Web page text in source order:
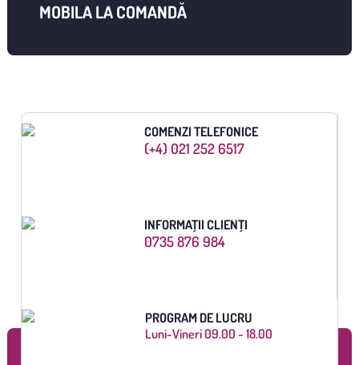
MOBILA LA COMANDĂ
COMENZI TELEFONICE
(+4) 021 252 6517
INFORMAȚII CLIENȚI
0735 876 984
PROGRAM DE LUCRU
Luni-Vineri 09.00 - 18.00